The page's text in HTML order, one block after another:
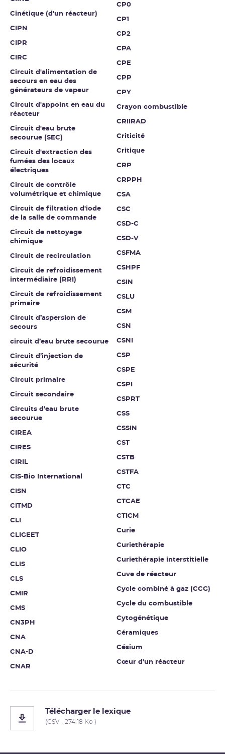
Cinétique (d'un réacteur)
CIPN
CIPR
CIRC
Circuit d'alimentation de
secours en eau des
générateurs de vapeur
Circuit d'appoint en eau du
réacteur
Circuit d'eau brute
secourue (SEC)
Circuit d'extraction des
fumées des locaux
électriques
Circuit de contrôle
volumétrique et chimique
Circuit de filtration d'iode
de la salle de commande
Circuit de nettoyage
chimique
Circuit de recirculation
Circuit de refroidissement
intermédiaire (RRI)
Circuit de refroidissement
primaire
Circuit d’aspersion de
secours
circuit d’eau brute secourue
Circuit d’injection de
sécurité
Circuit primaire
Circuit secondaire
Circuits d’eau brute
secourue
CIREA
CIRES
CIRIL
CIS-Bio International
CISN
CITMD
CLI
CLIGEET
CLIO
CLIS
CLS
CMIR
CMS
CN3PH
CNA
CNA-D
CNAR
CP0
CP1
CP2
CPA
CPE
CPP
CPY
Crayon combustible
CRIIRAD
Criticité
Critique
CRP
CRPPH
CSA
CSC
CSD-C
CSD-V
CSFMA
CSHPF
CSIN
CSLU
CSM
CSN
CSNI
CSP
CSPE
CSPI
CSPRT
CSS
CSSIN
CST
CSTB
CSTFA
CTC
CTCAE
CTICM
Curie
Curiethérapie
Curiethérapie interstitielle
Cuve de réacteur
Cycle combiné à gaz (CCG)
Cycle du combustible
Cytogénétique
Céramiques
Césium
Cœur d'un réacteur
Télécharger le lexique
(CSV - 274.18 Ko )